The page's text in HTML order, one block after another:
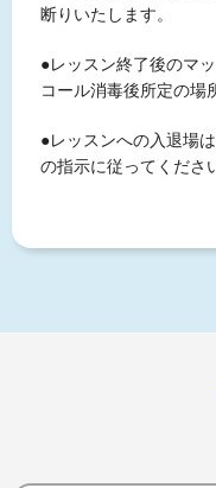
断りいたします。
●レッスン終了後のマ
コール消毒後所定の場
●レッスンへの入退場
の指示に従ってくださ